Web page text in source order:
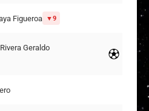
Figueroa 9
Geraldo